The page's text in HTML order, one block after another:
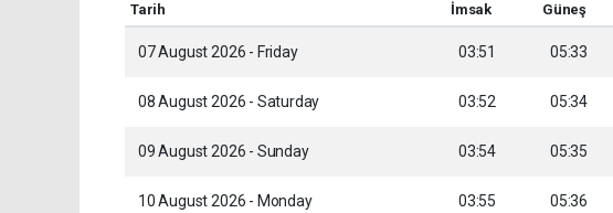
Tarih İmsak Güneş
07 August 2026 - Friday 03:51 05:33
08 August 2026 - Saturday 03:52 05:34
09 August 2026 - Sunday 03:54 05:35
10 August 2026 - Monday 03:55 05:36